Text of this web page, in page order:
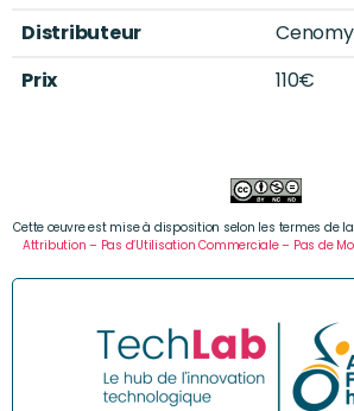
Distributeur
Prix
110€
Cette œuvre est mise à disposition selon les termes de la
Attribution – Pas d’Utilisation Commerciale – Pas de